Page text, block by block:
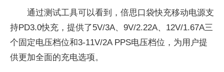
通过测试工具可以看到，倍思口袋快充移动电源支
持PD3.0快充，提供了5V/3A、9V/2.22A、12V/1.67A三
个固定电压档位和3-11V/2A PPS电压档位，为用户提
供更加全面的充电选项。